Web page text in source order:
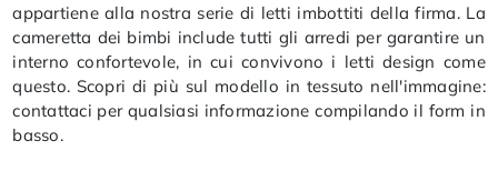
appartiene alla nostra serie di letti imbottiti della firma. La
cameretta dei bimbi include tutti gli arredi per garantire un
interno confortevole, in cui convivono i letti design come
questo. Scopri di più sul modello in tessuto nell'immagine:
contattaci per qualsiasi informazione compilando il form in
basso.